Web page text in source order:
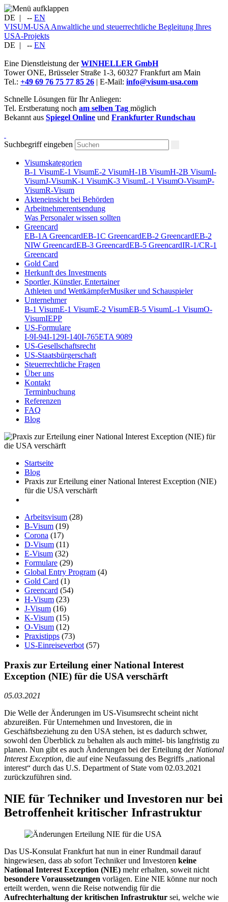
DE | -- EN
VISUM-USA Anwaltliche und steuerrechtliche Begleitung Ihres
USA-Projekts
DE | -- EN
Eine Dienstleistung derWINHELLER GmbH
Tower ONE, Brüsseler Straße 1-3, 60327 Frankfurt am Main
Tel.: +49 69 76 75 77 85 26 | E-Mail: info@visum-usa.com
Schnelle Lösungen für Ihr Anliegen:
Tel. Erstberatung noch am selben Tag möglich
Bekannt aus Spiegel Online und Frankfurter Rundschau
Suchbegriff eingeben
Visumskategorien
B-1 VisumE-1 VisumE-2 VisumH-1B VisumH-2B VisumI-
VisumJ-VisumK-1 VisumK-3 VisumL-1 VisumO-VisumP-
VisumR-Visum
Akteneinsicht bei Behörden
Arbeitnehmerentsendung
Was Personaler wissen sollten
Greencard
EB-1A GreencardEB-1C GreencardEB-2 GreencardEB-2
NIW GreencardEB-3 GreencardEB-5 GreencardIR-1/CR-1
Greencard
Gold Card
Herkunft des Investments
Sportler, Künstler, Entertainer
Athleten und WettkämpferMusiker und Schauspieler
Unternehmer
B-1 VisumE-1 VisumE-2 VisumEB-5 VisumL-1 VisumO-
VisumIEPP
US-Formulare
I-9I-94I-129I-140I-765ETA 9089
US-Gesellschaftsrecht
US-Staatsbürgerschaft
Steuerrechtliche Fragen
Über uns
Kontakt
Terminbuchung
Referenzen
FAQ
Blog
Startseite
Blog
Praxis zur Erteilung einer National Interest Exception (NIE)
für die USA verschärft
Arbeitsvisum (28)
B-Visum (19)
Corona (17)
D-Visum (11)
E-Visum (32)
Formulare (29)
Global Entry Program (4)
Gold Card (1)
Greencard (54)
H-Visum (23)
J-Visum (16)
K-Visum (15)
O-Visum (12)
Praxistipps (73)
US-Einreiseverbot (57)
Praxis zur Erteilung einer National Interest
Exception (NIE) für die USA verschärft
05.03.2021
Die Welle der Änderungen im US-Visumsrecht scheint nicht
abzureißen. Für Unternehmen und Investoren, die in
Geschäftsbeziehung zu den USA stehen, ist es dadurch schwer,
sowohl den Überblick zu behalten als auch mittel- bis langfristig zu
planen. Nun gibt es auch Änderungen bei der Erteilung derNational
Interest Exception, die auf eine Neufassung des Begriffs „national
interest“ durch das U.S. Department of State vom 02.03.2021
zurückzuführen sind.
NIE für Techniker und Investoren nur bei
Betroffenheit kritischer Infrastruktur
Das US-Konsulat Frankfurt hat nun in einer Rundmail darauf
hingewiesen, dass ab sofort Techniker und Investoren keine
National Interest Exception (NIE) mehr erhalten, soweit nicht
besondere Voraussetzungen vorlägen. Eine NIE könne nur noch
erteilt werden, wenn die Reise notwendig für die
Aufrechterhaltung der kritischen Infrastruktur sei, welche wie